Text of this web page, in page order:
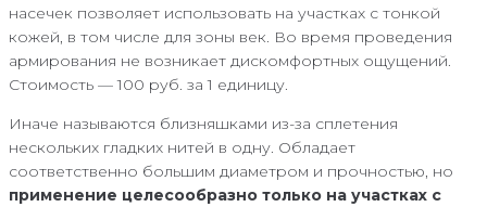
насечек позволяет использовать на участках с тонкой
кожей, в том числе для зоны век. Во время проведения
армирования не возникает дискомфортных ощущений.
Стоимость — 100 руб. за 1 единицу.
Иначе называются близняшками из-за сплетения
нескольких гладких нитей в одну. Обладает
соответственно большим диаметром и прочностью, но
применение целесообразно только на участках с